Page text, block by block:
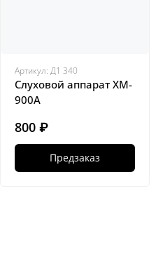
Артикул: Д1 340
Слуховой аппарат XM-
900A
800 ₽
Предзаказ